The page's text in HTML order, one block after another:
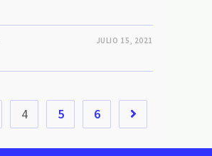
JULIO 15, 2021
4 5 6